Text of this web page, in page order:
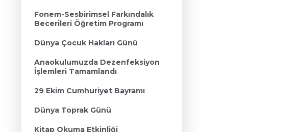
Fonem-Sesbirimsel Farkındalık
Becerileri Öğretim Programı
Dünya Çocuk Hakları Günü
Anaokulumuzda Dezenfeksiyon
İşlemleri Tamamlandı
29 Ekim Cumhuriyet Bayramı
Dünya Toprak Günü
Kitap Okuma Etkinliği